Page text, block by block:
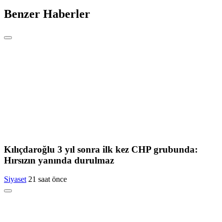
Benzer Haberler
Kılıçdaroğlu 3 yıl sonra ilk kez CHP grubunda:
Hırsızın yanında durulmaz
Siyaset 21 saat önce